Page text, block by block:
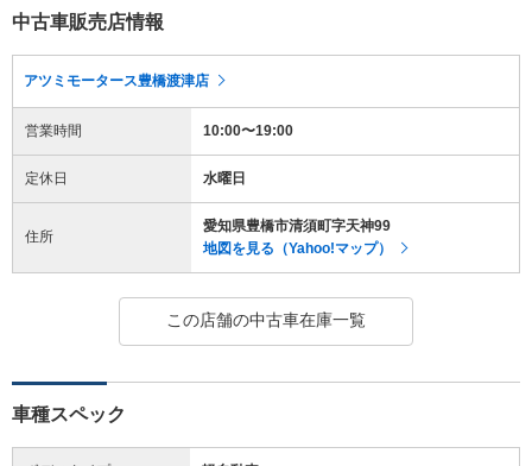
中古車販売店情報
アツミモータース豊橋渡津店
営業時間 10:00〜19:00
定休日 水曜日
住所
愛知県豊橋市清須町字天神99
地図を見る（Yahoo!マップ）
この店舗の中古車在庫一覧
車種スペック